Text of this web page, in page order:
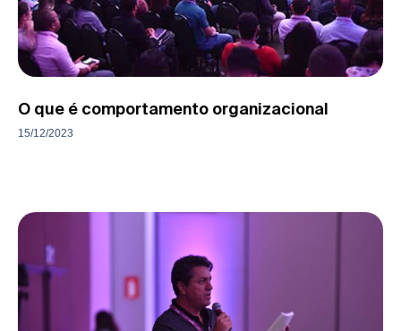
O que é comportamento organizacional
15/12/2023